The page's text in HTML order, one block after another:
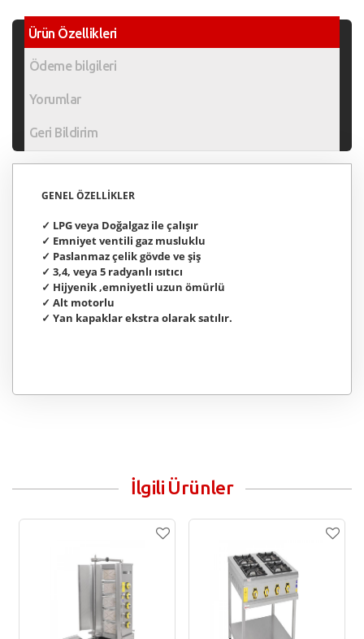
Ürün Özellikleri
Ödeme bilgileri
Yorumlar
Geri Bildirim
GENEL ÖZELLİKLER
✓ LPG veya Doğalgaz ile çalışır
✓ Emniyet ventili gaz musluklu
✓ Paslanmaz çelik gövde ve şiş
✓ 3,4, veya 5 radyanlı ısıtıcı
✓ Hijyenik ,emniyetli uzun ömürlü
✓ Alt motorlu
✓ Yan kapaklar ekstra olarak satılır.
İlgili Ürünler